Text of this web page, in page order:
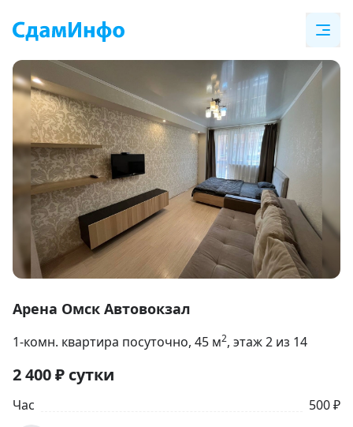
1
6
Арена Омск Автовокзал
1-комн. квартира посуточно, 45 м2, этаж 2 из 14
2 400₽ сутки
Час 500 ₽